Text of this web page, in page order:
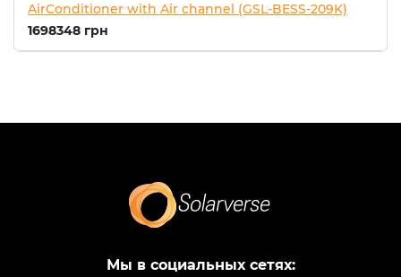
AirConditioner with Air channel (GSL-BESS-209K)
1698348 грн
Мы в социальных сетях: